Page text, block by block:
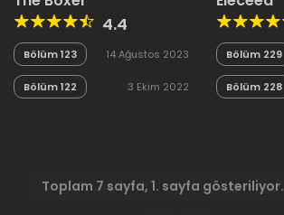
4.4
Bölüm 123 14 Ağustos 2023
Bölüm 122 3 Ekim 2022
Bölüm 229
Bölüm 228
Toplam 7 sayfa, 1. sayfa gösteriliyor.